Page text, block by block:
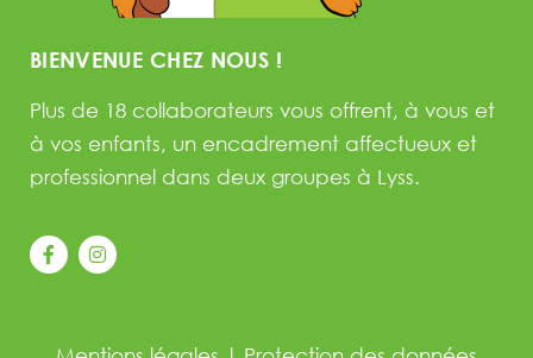
BIENVENUE CHEZ NOUS !
Plus de 18 collaborateurs vous offrent, à vous et
à vos enfants, un encadrement affectueux et
professionnel dans deux groupes à Lyss.